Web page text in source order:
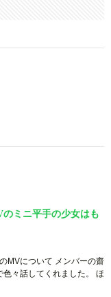
ミニ平手の少女はも
MVについて メンバーの齋
々話してくれました。 ほ